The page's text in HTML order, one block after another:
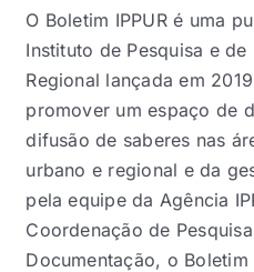
Biblioteca
Eventos e Certificados
Comunicação
Buscar
resultados
para:
O Boletim IPPUR é uma
Instituto de Pesquisa e
Regional lançada em
promover um espaço de
difusão de saberes nas
urbano e regional e da
pela equipe da Agência
Coordenação de
Documentação, o